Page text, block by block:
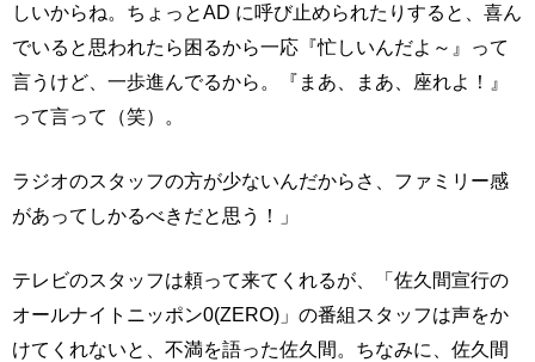
しいからね。ちょっとAD に呼び止められたりすると、喜ん
でいると思われたら困るから一応『忙しいんだよ～』って
言うけど、一歩進んでるから。『まあ、まあ、座れよ！』
って言って（笑）。
ラジオのスタッフの方が少ないんだからさ、ファミリー感
があってしかるべきだと思う！」
テレビのスタッフは頼って来てくれるが、「佐久間宣行の
オールナイトニッポン0(ZERO)」の番組スタッフは声をか
けてくれないと、不満を語った佐久間。ちなみに、佐久間